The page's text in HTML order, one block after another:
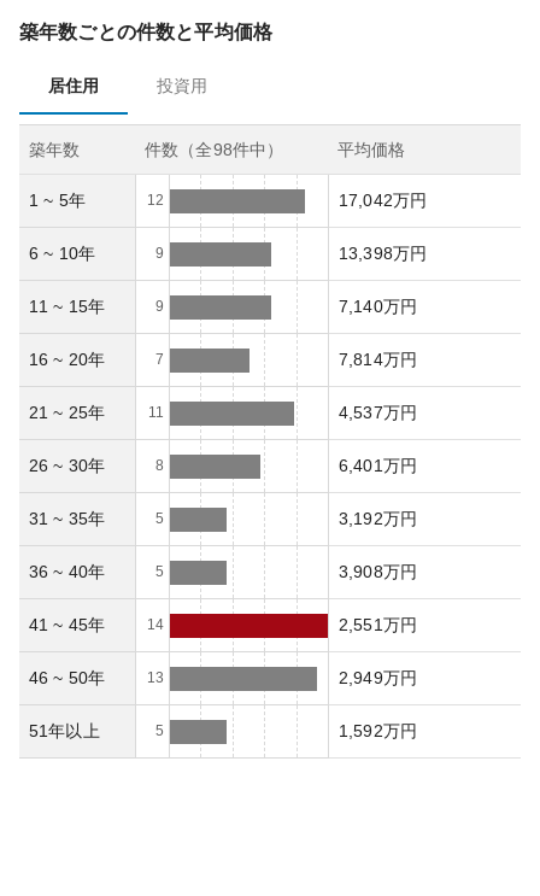
築年数ごとの件数と平均価格
居住用 投資用
築年数 件数（全98件中） 平均価格
1 ~ 5年 12 17,042万円
6 ~ 10年 9 13,398万円
11 ~ 15年 9 7,140万円
16 ~ 20年 7 7,814万円
21 ~ 25年 11 4,537万円
26 ~ 30年 8 6,401万円
31 ~ 35年 5 3,192万円
36 ~ 40年 5 3,908万円
41 ~ 45年 14 2,551万円
46 ~ 50年 13 2,949万円
51年以上 5 1,592万円